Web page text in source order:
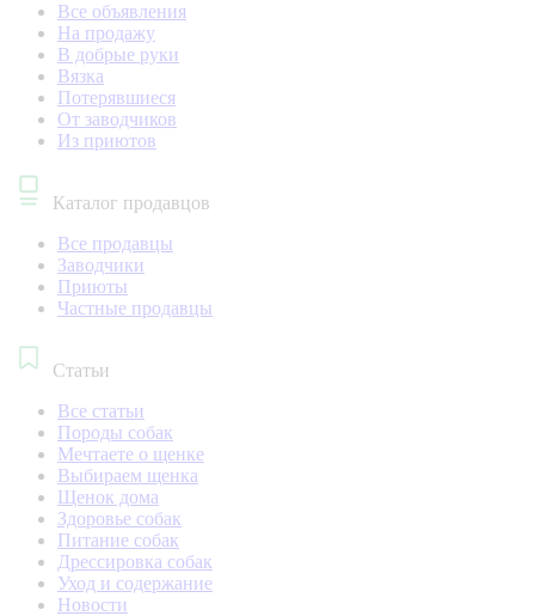
Все объявления
На продажу
В добрые руки
Вязка
Потерявшиеся
От заводчиков
Из приютов
Каталог продавцов
Все продавцы
Заводчики
Приюты
Частные продавцы
Статьи
Все статьи
Породы собак
Мечтаете о щенке
Выбираем щенка
Щенок дома
Здоровье собак
Питание собак
Дрессировка собак
Уход и содержание
Новости